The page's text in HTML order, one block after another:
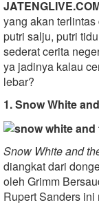
yang akan
putri salju, putri
sederat cerita
ya jadinya kalau
lebar?
1. Snow White
Snow White and
diangkat dari
oleh Grimm
Rupert Sanders